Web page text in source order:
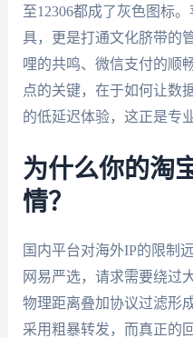
至12306都成了灰色图标
具，更是打通文化脐带的
哩的共鸣、微信支付的顺
点的关键，在于如何让数
的低延迟体验，这正是专
为什么你的淘
情？
国内平台对海外IP的限制
网易严选，请求需要绕过
物理距离叠加协议过滤形
采用粗暴转发，而真正的